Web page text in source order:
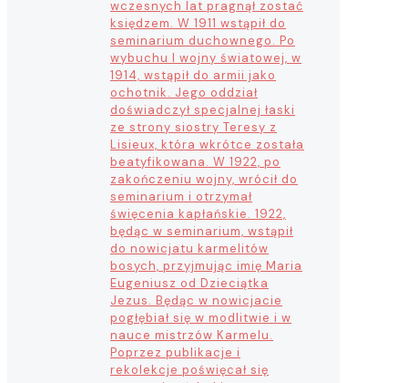
wczesnych lat pragnął zostać
księdzem. W 1911 wstąpił do
seminarium duchownego. Po
wybuchu I wojny światowej, w
1914, wstąpił do armii jako
ochotnik. Jego oddział
doświadczył specjalnej łaski
ze strony siostry Teresy z
Lisieux, która wkrótce została
beatyfikowana. W 1922, po
zakończeniu wojny, wrócił do
seminarium i otrzymał
święcenia kapłańskie. 1922,
będąc w seminarium, wstąpił
do nowicjatu karmelitów
bosych, przyjmując imię Maria
Eugeniusz od Dzieciątka
Jezus. Będąc w nowicjacie
pogłębiał się w modlitwie i w
nauce mistrzów Karmelu.
Poprzez publikacje i
rekolekcje poświęcał się